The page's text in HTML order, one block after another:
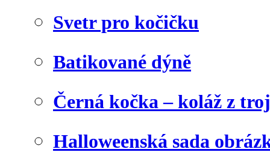
Svetr pro kočičku
Batikované dýně
Černá kočka – koláž z
Halloweenská sada